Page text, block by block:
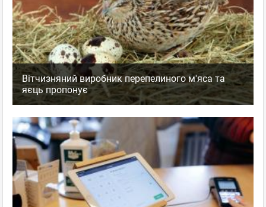
Вітчизняний виробник перепелиного м'яса та
яєць пропонує